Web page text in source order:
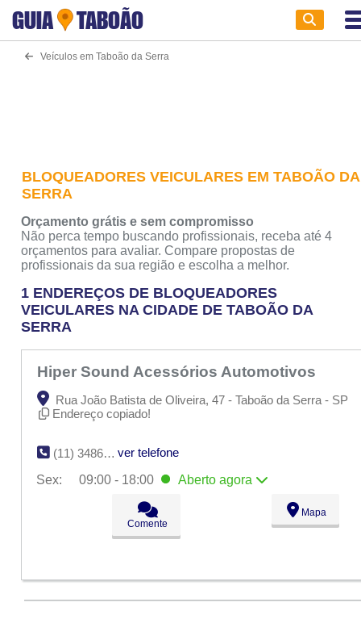
GUIA TABOÃO
Veículos em Taboão da Serra
BLOQUEADORES VEICULARES EM TABOÃO DA
SERRA
Orçamento grátis e sem compromisso
Não perca tempo buscando profissionais, receba até 4
orçamentos para avaliar. Compare propostas de
profissionais da sua região e escolha a melhor.
1 ENDEREÇOS DE BLOQUEADORES
VEICULARES NA CIDADE DE TABOÃO DA
SERRA
Hiper Sound Acessórios Automotivos
Rua João Batista de Oliveira, 47 - Taboão da Serra - SP
Endereço copiado!
(11) 3486-7462
ver telefone
Sex:
09:00 - 18:00 Aberto agora
09:00 - 18:00
09:00 - 18:00
09:00 - 18:00
Comente
Mapa